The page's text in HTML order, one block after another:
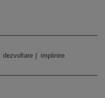
dezvoltare implinire